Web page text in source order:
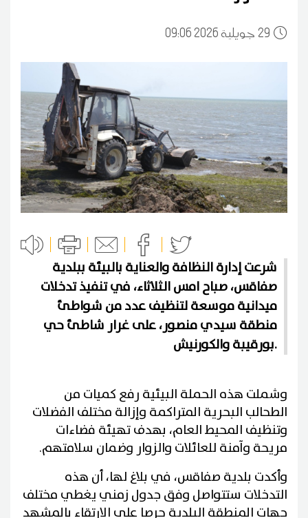
29 09:06 2026 جويلية
شرعت إدارة النظافة والعناية بالبيئة ببلدية
صفاقس، صباح امس الثلاثاء، في تنفيذ تدخلات
ميدانية موسعة لتنظيف عدد من شواطئ
منطقة سيدي منصور، على غرار شاطئ حي
بورقيبة والكورنيش.
وشملت هذه الحملة البيئية رفع كميات من
الطحالب البحرية المتراكمة وإزالة مختلف الفضلات
وتنظيف المحيط العام، بهدف تهيئة فضاءات
مريحة وآمنة للعائلات والزوار وضمان سلامتهم.
وأكدت بلدية صفاقس، في بلاغ لها، أن هذه
التدخلات ستتواصل وفق جدول زمني يغطي مختلف
جهات المنطقة البلدية حرصا على الارتقاء بالمشهد